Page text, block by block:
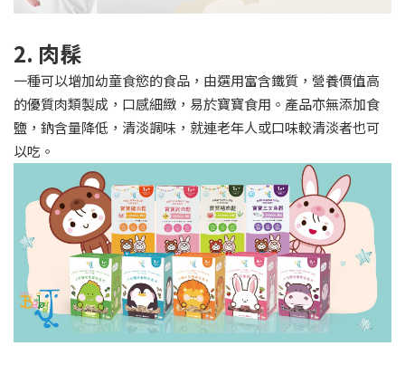
2. 肉髹
一種可以增加幼童食慾的食品，由選用富含鐵質，營養價值高
的優質肉類製成，口感細緻，易於寶寶食用。產品亦無添加食
鹽，鈉含量降低，清淡調味，就連老年人或口味較清淡者也可
以吃。